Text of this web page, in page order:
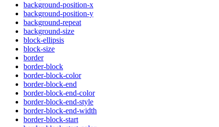
background-position-x
background-position-y
background-repeat
background-size
block-ellipsis
block-size
border
border-block
border-block-color
border-block-end
border-block-end-color
border-block-end-style
border-block-end-width
border-block-start